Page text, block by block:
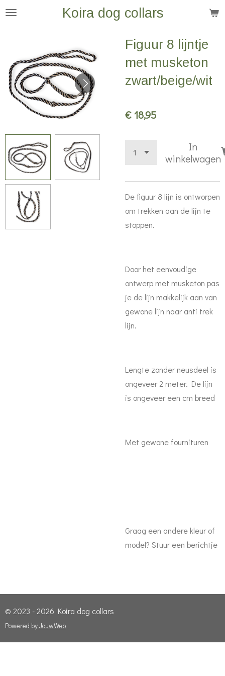
Ga
hoofdinhoud
Koira dog collars
Figuur 8 lijntje
met musketon
zwart/beige/wit
€ 18,95
In
winkelwagen
De figuur 8 lijn is ontworpen
om trekken aan de lijn te
stoppen.
Door het eenvoudige
ontwerp met musketon pas
je de lijn makkelijk aan van
gewone lijn naar anti trek
lijn.
Lengte zonder neusdeel is
ongeveer 2 meter. De lijn
is ongeveer een cm breed
Met gewone fournituren
Graag een andere kleur of
model? Stuur een berichtje
© 2023 - 2026 Koira dog collars
Powered byJouwWeb